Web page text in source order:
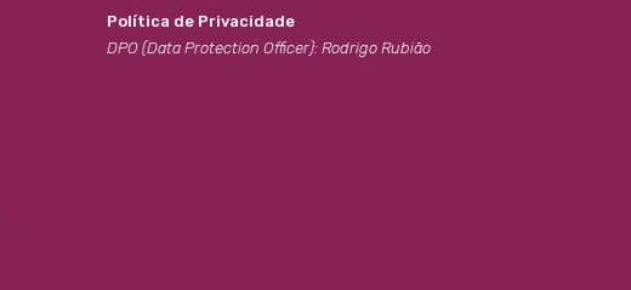
Política de Privacidade
DPO (Data Protection Officer): Rodrigo Rubião